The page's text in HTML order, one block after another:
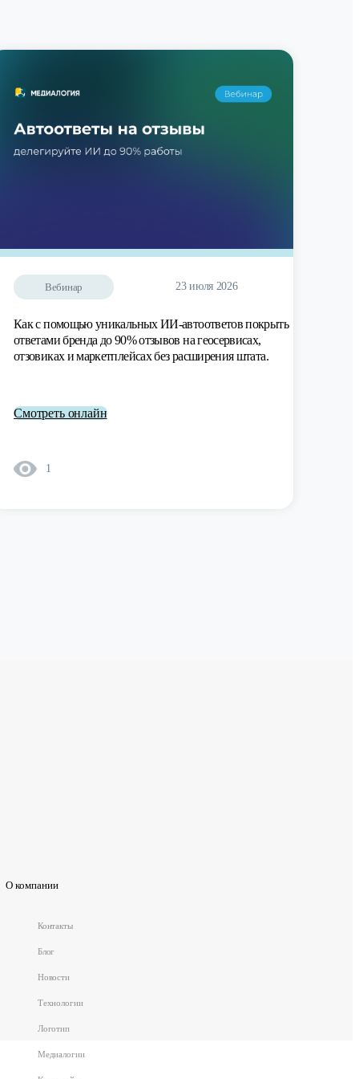
Вебинар 23 июля 2026
Как с помощью уникальных ИИ-автоответов покрыть
ответами бренда до 90% отзывов на геосервисах,
отзовиках и маркетплейсах без расширения штата.
Смотреть онлайн
1
О компании
Контакты
Блог
Новости
Технологии
Логотип
Медиалогии